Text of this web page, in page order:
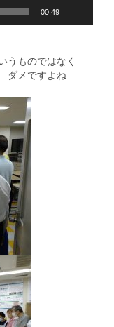
00:49
うものではなく
ダメですよね